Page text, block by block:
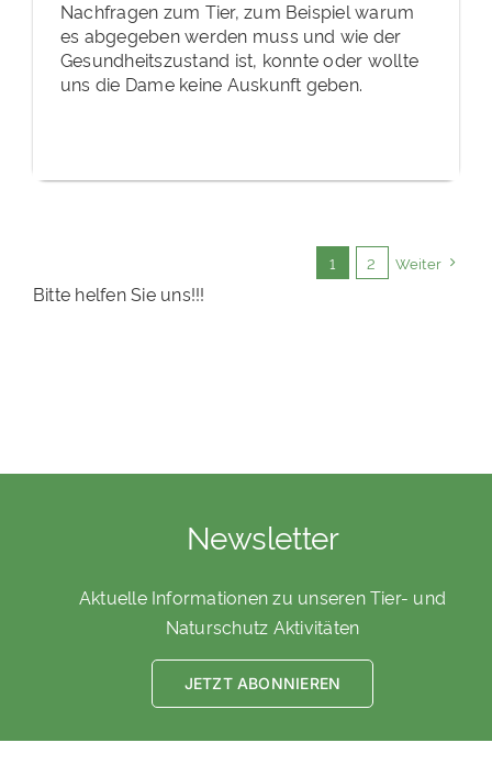
Nachfragen zum Tier, zum Beispiel warum
es abgegeben werden muss und wie der
Gesundheitszustand ist, konnte oder wollte
uns die Dame keine Auskunft geben.
1 2 Weiter
Bitte helfen Sie uns!!!
Newsletter
Aktuelle Informationen zu unseren Tier- und
Naturschutz Aktivitäten
JETZT ABONNIEREN